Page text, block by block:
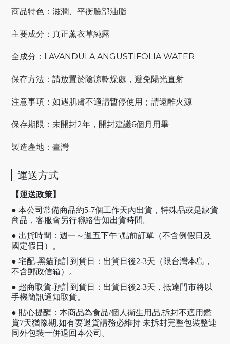
商品特色：滋潤、平衡臉部油脂
主要成分：真正薰衣草純露
全成分：LAVANDULA ANGUSTIFOLIA WATER
保存方法：請放置於陰涼乾燥處，避免陽光直射
注意事項：如遇肌膚不適請暫停使用；請遠離火源
保存期限：未開封2年，開封建議6個月用畢
製造產地：臺灣
運送方式
【運送政策】
● 本公司常備商品約5-7個工作天內出貨，特殊品或是缺貨
商品，客服會另行聯絡告知出貨時間。
● 出貨時間：週一～週五下午5點前訂單（不含例假日及
國定假日）。
● 宅配-黑貓預計到貨日：出貨日後2-3天（限台灣本島，
不含郵政信箱）。
● 超商取貨-預計到貨日：出貨日後2-3天，抵達門市將以
手機簡訊通知取貨。
● 貼心提醒：本商品為食品/個人衛生用品,拆封不適用鑑
賞7天猶豫期,如有要退貨請務必維持 未拆封完整包裝整連
同外包裝一併退回本公司。